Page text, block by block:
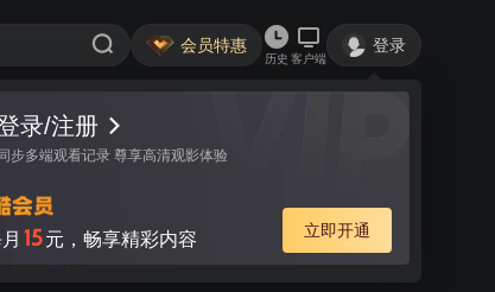
会员特惠
历史 客户端
登录
录/注册
步多端观看记录 尊享高清观影体验
15元，畅享精彩内容 立即开通
视频 讨论
面子